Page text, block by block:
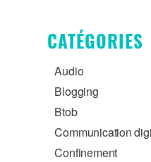
CATÉGORIES
Audio
Blogging
Btob
Communication
Confinement